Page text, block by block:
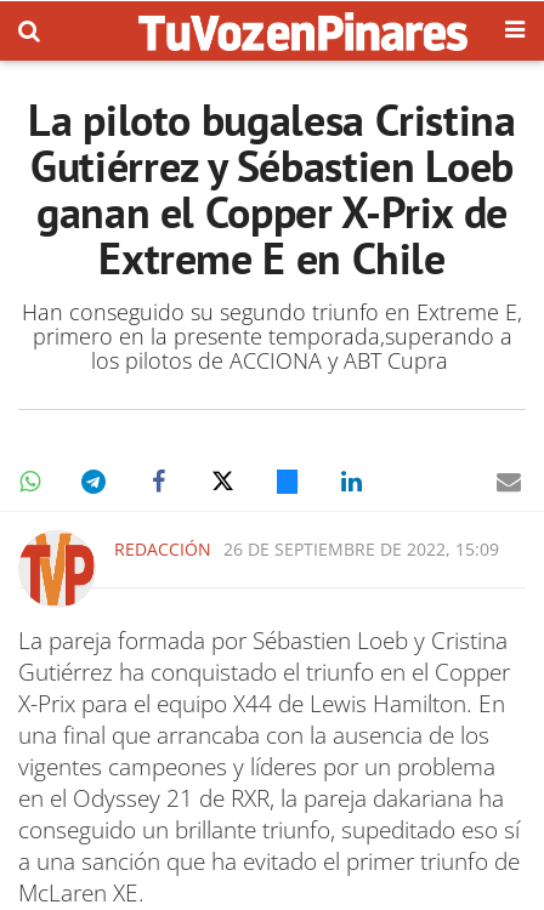
La piloto bugalesa Cristina
Gutiérrez y Sébastien Loeb
ganan el Copper X-Prix de
Extreme E en Chile
Han conseguido su segundo triunfo en Extreme E,
primero en la presente temporada,superando a
los pilotos de ACCIONA y ABT Cupra
REDACCIÓN 26 DE SEPTIEMBRE DE 2022, 15:09
La pareja formada por Sébastien Loeb y Cristina
Gutiérrez ha conquistado el triunfo en el Copper
X-Prix para el equipo X44 de Lewis Hamilton. En
una final que arrancaba con la ausencia de los
vigentes campeones y líderes por un problema
en el Odyssey 21 de RXR, la pareja dakariana ha
conseguido un brillante triunfo, supeditado eso sí
a una sanción que ha evitado el primer triunfo de
McLaren XE.